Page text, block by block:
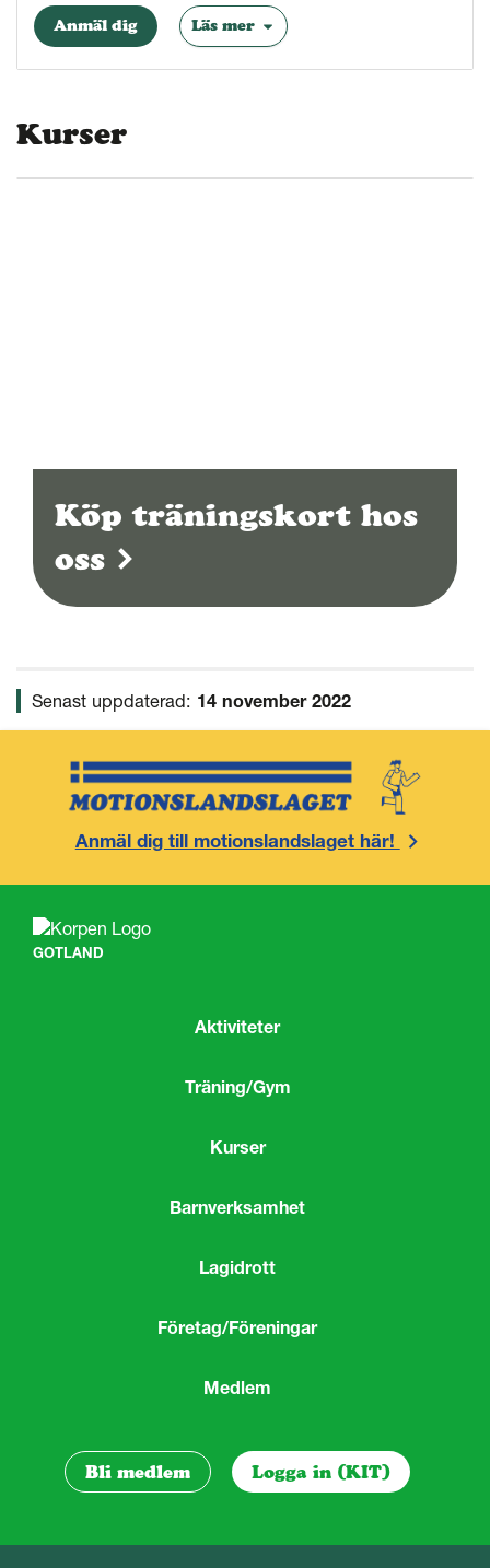
Anmäl dig Läs mer
Kurser
Köp träningskort hos
oss
Senast uppdaterad: 14 november 2022
Anmäl dig till motionslandslaget här!
GOTLAND
Aktiviteter
Träning/Gym
Kurser
Barnverksamhet
Lagidrott
Företag/Föreningar
Medlem
Bli medlem Logga in (KIT)